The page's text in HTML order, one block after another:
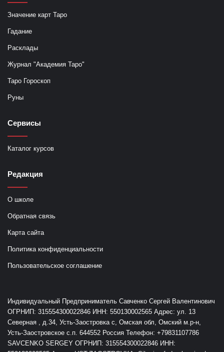
Значение карт Таро
Гадание
Расклады
Журнал "Академия Таро"
Таро Гороскоп
Руны
Сервисы
Каталог курсов
Редакция
О школе
Обратная связь
Карта сайта
Политика конфиденциальности
Пользовательское соглашение
Индивидуальный Предприниматель Савченко Сергей Валентинович
ОГРНИП: 315554300022846 ИНН: 550130002565 Адрес: ул. 13
Северная , д.34, Усть-Заостровка с, Омская обл, Омский м.р-н,
Усть-Заостровское с.п. 644552 Россия Телефон: +79831107786
SAVCENKO SERGEY ОГРНИП: 315554300022846 ИНН: